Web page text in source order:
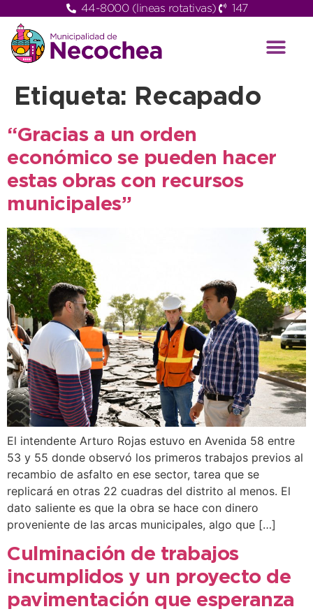
44-8000 (lineas rotativas) 147
Etiqueta: Recapado
“Gracias a un orden
económico se pueden hacer
estas obras con recursos
municipales”
El intendente Arturo Rojas estuvo en Avenida 58 entre
53 y 55 donde observó los primeros trabajos previos al
recambio de asfalto en ese sector, tarea que se
replicará en otras 22 cuadras del distrito al menos. El
dato saliente es que la obra se hace con dinero
proveniente de las arcas municipales, algo que […]
Culminación de trabajos
incumplidos y un proyecto de
pavimentación que esperanza